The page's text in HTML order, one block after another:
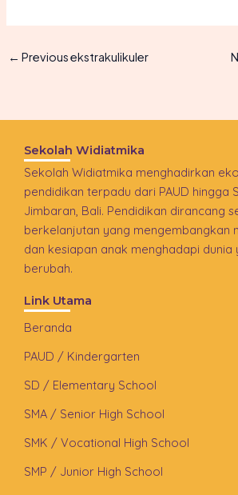
← Previous ekstrakulikuler
Sekolah Widiatmika
Sekolah Widiatmika menghadirkan
pendidikan terpadu dari PAUD hingga
Jimbaran, Bali. Pendidikan dirancang
berkelanjutan yang mengembangkan
dan kesiapan anak menghadapi dunia
berubah.
Link Utama
Beranda
PAUD / Kindergarten
SD / Elementary School
SMA / Senior High School
SMK / Vocational High School
SMP / Junior High School